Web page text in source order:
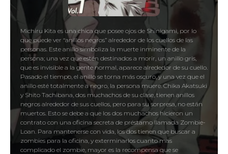
Michiru Kita es una chica que posee ojos de Shinigami, por lo
que puede ver “anillos negros” alrededor de los cuellos de las
personas. Este anillo simboliza la muerte inminente de la
persona; una vez que estén destinados a morir, un anillo gris,
que es invisible a la gente normal, aparece alrededor de su cuello.
Pasado el tiempo, el anillo se torna más oscuro, y una vez que el
anillo esté totalmente a negro, la persona muere. Chika Akatsuki
y Shito Tachibana, dos muchachos de su clase, tienen anillos
negros alrededor de sus cuellos, pero para su sorpresa, no están
muertos. Esto se debe a que los dos muchachos hicieron un
contrato con una oficina secreta de préstamo llamada Zombie-
Loan. Para mantenerse con vida, los dos tienen que buscar a
zombies para la oficina, y exterminarlos cuanto mas
complicado el zombie, mayor es la recompensa que se